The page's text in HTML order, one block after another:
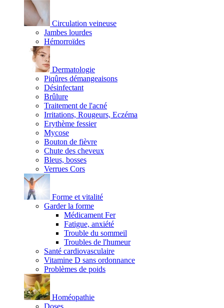
Circulation veineuse
Jambes lourdes
Hémorroïdes
Dermatologie
Piqûres démangeaisons
Désinfectant
Brûlure
Traitement de l'acné
Irritations, Rougeurs, Eczéma
Erythème fessier
Mycose
Bouton de fièvre
Chute des cheveux
Bleus, bosses
Verrues Cors
Forme et vitalité
Garder la forme
Médicament Fer
Fatigue, anxiété
Trouble du sommeil
Troubles de l'humeur
Santé cardiovasculaire
Vitamine D sans ordonnance
Problèmes de poids
Homéopathie
Doses